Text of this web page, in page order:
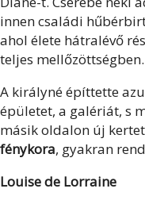
innen családi
ahol élete hátralévő
teljes mellőzöttségben.
A királyné építtette
épületet, a galériát, s
másik oldalon új
fénykora, gyakran
Louise de Lorraine